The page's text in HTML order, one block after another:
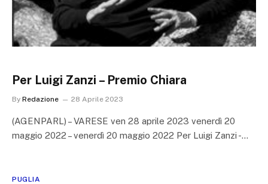
Per Luigi Zanzi – Premio Chiara
By Redazione 28 Aprile 2023
(AGENPARL) – VARESE ven 28 aprile 2023 venerdì 20
maggio 2022 – venerdì 20 maggio 2022 Per Luigi Zanzi -…
PUGLIA